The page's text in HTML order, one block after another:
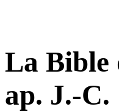
La Bible
ap. J.-C.